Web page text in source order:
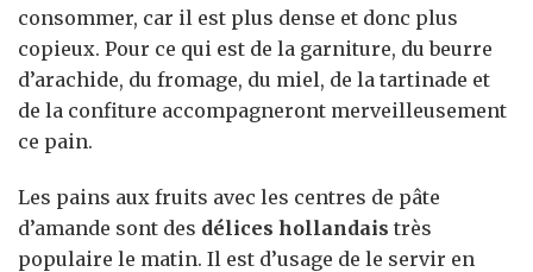
consommer, car il est plus dense et donc plus
copieux. Pour ce qui est de la garniture, du beurre
d’arachide, du fromage, du miel, de la tartinade et
de la confiture accompagneront merveilleusement
ce pain.
Les pains aux fruits avec les centres de pâte
d’amande sont des délices hollandais très
populaire le matin. Il est d’usage de le servir en